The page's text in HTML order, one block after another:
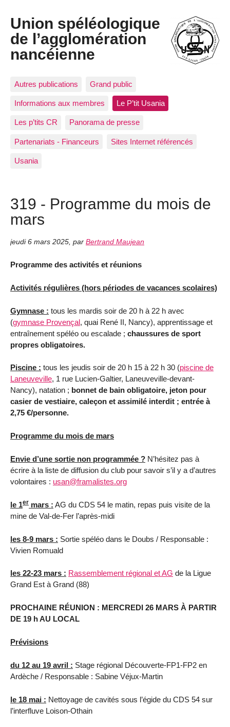
Union spéléologique
de l’agglomération
nancéienne
Autres publications Grand public
Informations aux membres Le P’tit Usania
Les p’tits CR Panorama de presse
Partenariats - Financeurs Sites Internet référencés
Usania
319 - Programme du mois de
mars
jeudi 6 mars 2025, par Bertrand Maujean
Programme des activités et réunions
Activités régulières (hors périodes de vacances scolaires)
Gymnase : tous les mardis soir de 20 h à 22 h avec
(gymnase Provençal, quai René II, Nancy), apprentissage et
entraînement spéléo ou escalade ; chaussures de sport
propres obligatoires.
Piscine : tous les jeudis soir de 20 h 15 à 22 h 30 (piscine de
Laneuveville, 1 rue Lucien-Galtier, Laneuveville-devant-
Nancy), natation ; bonnet de bain obligatoire, jeton pour
casier de vestiaire, caleçon et assimilé interdit ; entrée à
2,75 €/personne.
Programme du mois de mars
Envie d’une sortie non programmée ? N’hésitez pas à
écrire à la liste de diffusion du club pour savoir s’il y a d’autres
volontaires : usan@framalistes.org
le 1er mars : AG du CDS 54 le matin, repas puis visite de la
mine de Val-de-Fer l’après-midi
les 8-9 mars : Sortie spéléo dans le Doubs / Responsable :
Vivien Romuald
les 22-23 mars : Rassemblement régional et AG de la Ligue
Grand Est à Grand (88)
PROCHAINE RÉUNION : MERCREDI 26 MARS À PARTIR
DE 19 h AU LOCAL
Prévisions
du 12 au 19 avril : Stage régional Découverte-FP1-FP2 en
Ardèche / Responsable : Sabine Véjux-Martin
le 18 mai : Nettoyage de cavités sous l’égide du CDS 54 sur
l’interfluve Loison-Othain